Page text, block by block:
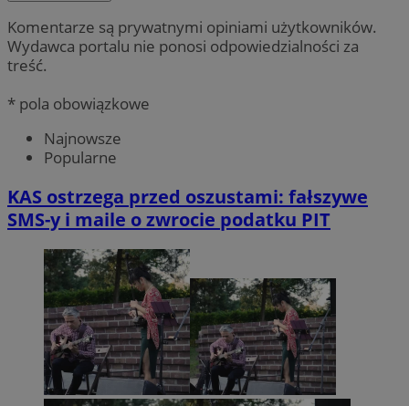
Komentarze są prywatnymi opiniami użytkowników.
Wydawca portalu nie ponosi odpowiedzialności za
treść.
* pola obowiązkowe
Najnowsze
Popularne
KAS ostrzega przed oszustami: fałszywe
SMS-y i maile o zwrocie podatku PIT